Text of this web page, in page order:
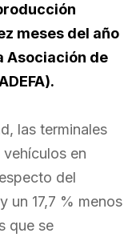
meses del año
Asociación de
las terminales
en
del
un 17,7 % menos
que se